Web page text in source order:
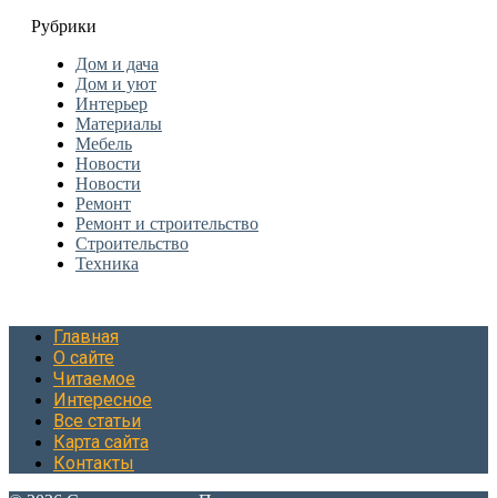
Рубрики
Дом и дача
Дом и уют
Интерьер
Материалы
Мебель
Новости
Новости
Ремонт
Ремонт и строительство
Строительство
Техника
Главная
О сайте
Читаемое
Интересное
Все статьи
Карта сайта
Контакты